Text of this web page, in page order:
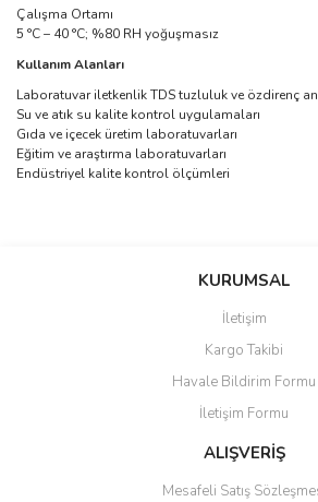
Çalışma Ortamı
5 °C – 40 °C; %80 RH yoğuşmasız
Kullanım Alanları
Laboratuvar iletkenlik TDS tuzluluk ve özdirenç
Su ve atık su kalite kontrol uygulamaları
Gıda ve içecek üretim laboratuvarları
Eğitim ve araştırma laboratuvarları
Endüstriyel kalite kontrol ölçümleri
Bu ürüne ilk yorumu siz
Ürün resmi kalitesiz, bozuk veya
Ürün açıklamasında eksik bilgiler
Ürün bilgilerinde hatalar bulunuyor.
Ürün fiyatı diğer sitelerden daha pahalı.
KURUMSAL
İletişim
Kargo Takibi
Havale Bildirim Formu
İletişim Formu
ALIŞVERİŞ
Mesafeli Satış